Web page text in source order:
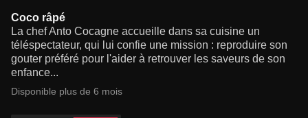
Coco râpé
La chef Anto Cocagne accueille dans sa cuisine un
téléspectateur, qui lui confie une mission : reproduire son
gouter préféré pour l'aider à retrouver les saveurs de son
enfance...
Disponible plus de 6 mois